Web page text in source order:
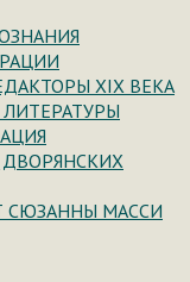
XIX ВЕКА
СЮЗАННЫ МАССИ